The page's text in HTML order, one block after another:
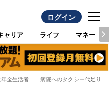
ログイン
ャリア ライフ マネー
年金生活者 「病院へのタクシー代足り